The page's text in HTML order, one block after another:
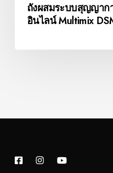
ถังผสมระบบสุญญาก
อินไลน์ Multimix